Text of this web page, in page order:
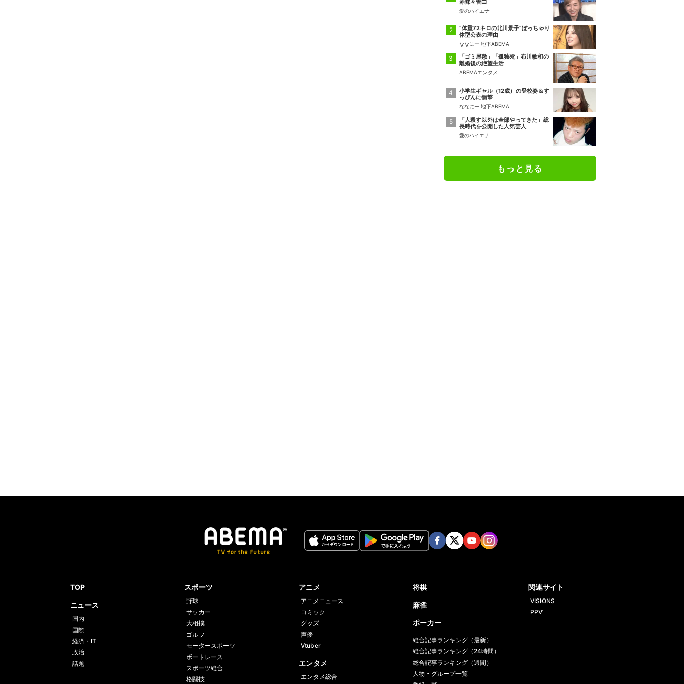
赤裸々告白
愛のハイエナ
“体重72キロの北川景子”ぽっちゃり
体型公表の理由
ななにー 地下ABEMA
「ゴミ屋敷」「孤独死」布川敏和の
離婚後の絶望生活
ABEMAエンタメ
小学生ギャル（12歳）の登校姿＆す
っぴんに衝撃
ななにー 地下ABEMA
「人殺す以外は全部やってきた」総
長時代を公開した人気芸人
愛のハイエナ
もっと見る
TOP
ニュース
国内
国際
経済・IT
政治
話題
スポーツ
野球
サッカー
大相撲
ゴルフ
モータースポーツ
ボートレース
スポーツ総合
格闘技
アニメ
アニメニュース
コミック
グッズ
声優
Vtuber
エンタメ
エンタメ総合
将棋
麻雀
ポーカー
総合記事ランキング（最新）
総合記事ランキング（24時間）
総合記事ランキング（週間）
人物・グループ一覧
関連サイト
VISIONS
PPV